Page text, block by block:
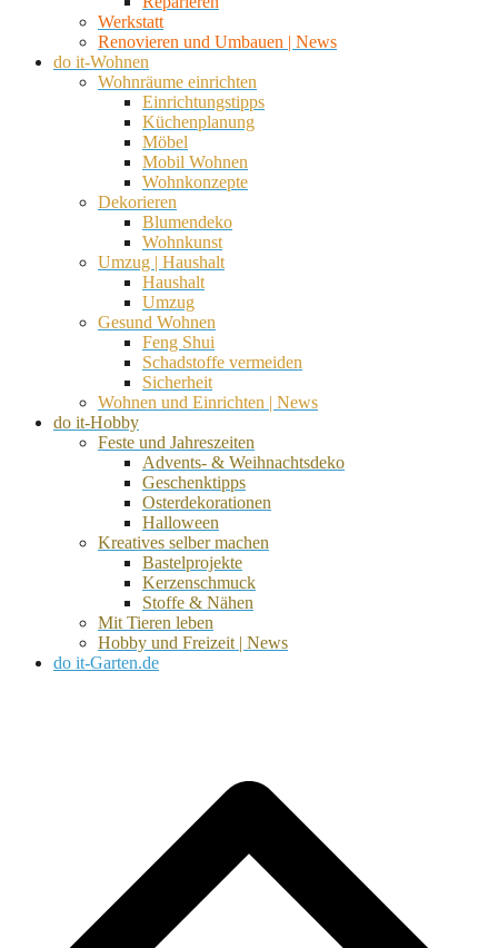
Werkstatt
Renovieren und Umbauen | News
do it-Wohnen
Wohnräume einrichten
Einrichtungstipps
Küchenplanung
Möbel
Mobil Wohnen
Wohnkonzepte
Dekorieren
Blumendeko
Wohnkunst
Umzug | Haushalt
Haushalt
Umzug
Gesund Wohnen
Feng Shui
Schadstoffe vermeiden
Sicherheit
Wohnen und Einrichten | News
do it-Hobby
Feste und Jahreszeiten
Advents- & Weihnachtsdeko
Geschenktipps
Osterdekorationen
Halloween
Kreatives selber machen
Bastelprojekte
Kerzenschmuck
Stoffe & Nähen
Mit Tieren leben
Hobby und Freizeit | News
do it-Garten.de